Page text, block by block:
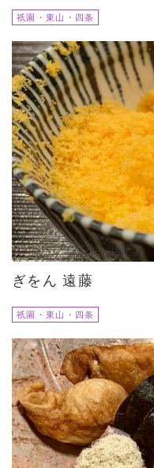
祇園・東山・四条
ぎをん 遠藤
祇園・東山・四条